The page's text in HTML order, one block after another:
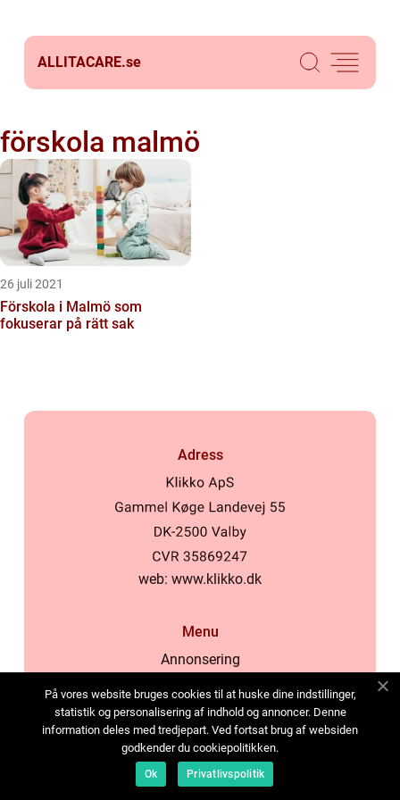
ALLITACARE.se
förskola malmö
26 juli 2021
Förskola i Malmö som
fokuserar på rätt sak
Adress
web: www.klikko.dk
Menu
Annonsering
Cookies
Kontakta oss
Sitemap
På vores website bruges cookies til at huske dine indstillinger,
statistik og personalisering af indhold og annoncer. Denne
information deles med tredjepart. Ved fortsat brug af websiden
godkender du cookiepolitikken.
Ok Privatlivspolitik